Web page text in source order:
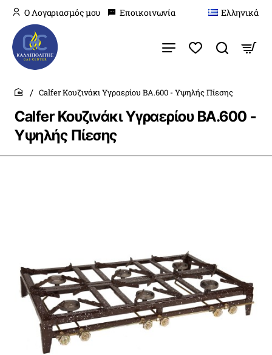
O Λογαριασμός μου Εποικοινωνία Ελληνικά
Calfer Κουζινάκι Υγραερίου ΒΑ.600 -
Υψηλής Πίεσης
home
Calfer Κουζινάκι Υγραερίου ΒΑ.600 - Υψηλής Πίεσης